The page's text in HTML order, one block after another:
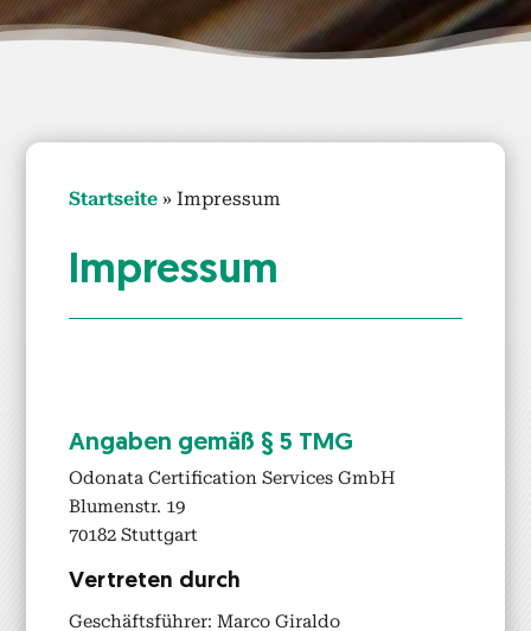
Start­seite »Impres­sum
Impres­sum
Angaben gemäß § 5 TMG
Odona­ta Cer­ti­fi­ca­tion Ser­vices GmbH
Blu­men­str. 19
70182 Stuttgart
Vertreten durch
Geschäfts­führer: Mar­co Giral­do